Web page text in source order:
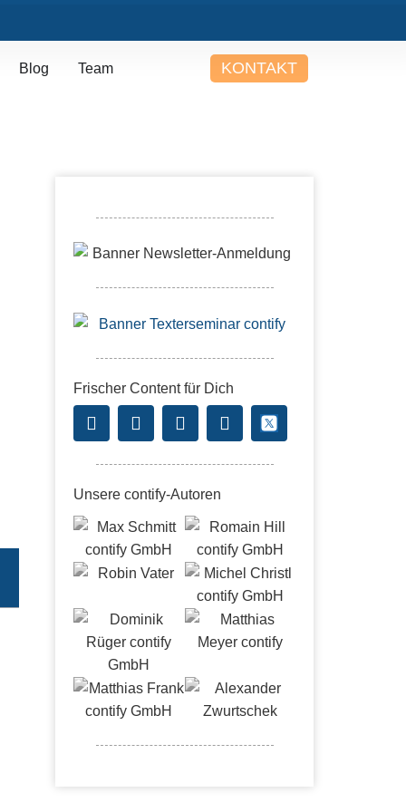
Blog Team KONTAKT
Frischer Content für Dich
Unsere contify-Autoren